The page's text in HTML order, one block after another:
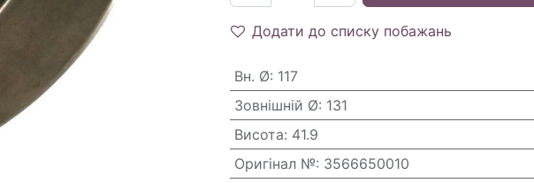
Додати до списку побажань
Вн. Ø: 117
Зовнішній Ø: 131
Висота: 41.9
Оригінал №: 3566650010